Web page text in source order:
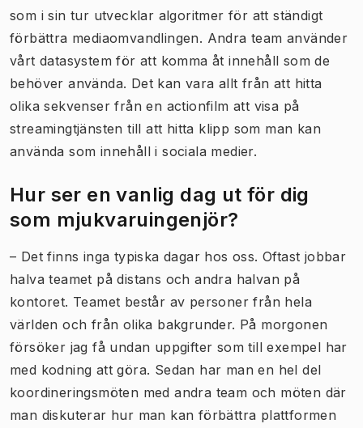
som i sin tur utvecklar algoritmer för att ständigt
förbättra mediaomvandlingen. Andra team använder
vårt datasystem för att komma åt innehåll som de
behöver använda. Det kan vara allt från att hitta
olika sekvenser från en actionfilm att visa på
streamingtjänsten till att hitta klipp som man kan
använda som innehåll i sociala medier.
Hur ser en vanlig dag ut för dig
som mjukvaruingenjör?
– Det finns inga typiska dagar hos oss. Oftast jobbar
halva teamet på distans och andra halvan på
kontoret. Teamet består av personer från hela
världen och från olika bakgrunder. På morgonen
försöker jag få undan uppgifter som till exempel har
med kodning att göra. Sedan har man en hel del
koordineringsmöten med andra team och möten där
man diskuterar hur man kan förbättra plattformen